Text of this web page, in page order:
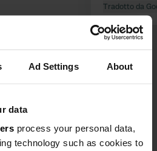
Ad Settings About
data
process your personal data,
technology such as cookies to
(pane,
vino).
piedi o in
Tradotto da
Germania Copia